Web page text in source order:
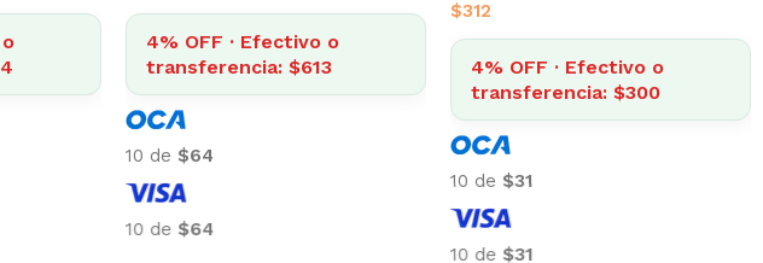
4% OFF · Efectivo o
transferencia: $904
$94
$94
4% OFF · Efectivo o
transferencia: $613
$64
$64